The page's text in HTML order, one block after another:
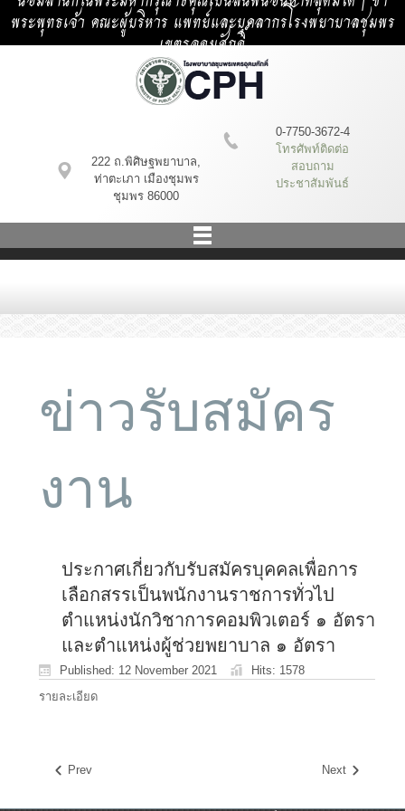
พระพุทธเจ้า คณะผู้บริหาร แพทย์และบุคลากรโรงพยาบาลชุมพร
เขตรอุดมศักดิ์
222 ถ.พิศิษฐพยาบาล,
ท่าตะเภา เมืองชุมพร
ชุมพร 86000
0-7750-3672-4
โทรศัพท์ติดต่อ
สอบถาม
ประชาสัมพันธ์
ข่าวรับสมัคร
งาน
ประกาศเกี่ยวกับรับสมัครบุคคลเพื่อการ
เลือกสรรเป็นพนักงานราชการทั่วไป
ตำแหน่งนักวิชาการคอมพิวเตอร์ ๑ อัตรา
และตำแหน่งผู้ช่วยพยาบาล ๑ อัตรา
Published: 12 November 2021
Hits: 1578
รายละเอียด
Prev Next